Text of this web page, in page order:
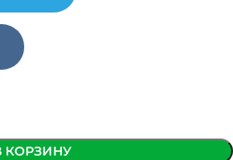
КОРЗИНУ